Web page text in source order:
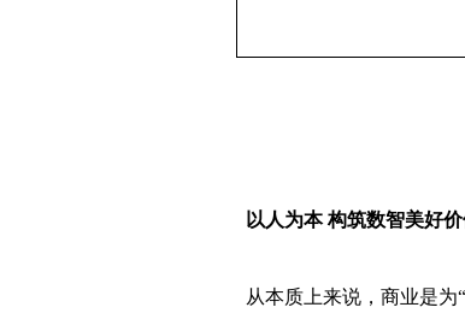
以人为本 构筑数智美好
从本质上来说，商业是为“